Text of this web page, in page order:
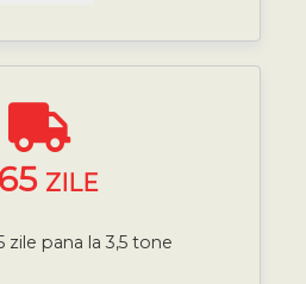
ZILE
zile pana la 3,5 tone